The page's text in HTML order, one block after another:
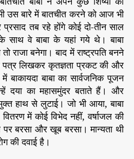
उस बारे में बातचीत करने को आज भी
तब रहे होंगे कोई दो-तीन साल
साथ वे बाबा के यहां गये थे। बाबा
राजा बनेगा। बाद में राष्ट्रपति बनने
पत्र लिखकर कृतज्ञता प्रकट की और
बाबा का सार्वजनिक पूजन
दया का महासमुंदर बताते हैं। और
हाथ से लुटाई। जो भी आया, बाबा
में कोई विभेद नहीं, वर्षाजल की
पर बरसा और खूब बरसा। मान्यता थी
की दवाई है।